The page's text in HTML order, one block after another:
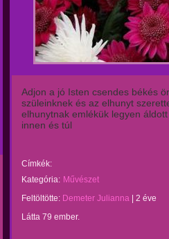
Adjon a jó Isten csendes békés
szüleinknek és az elhunyt
elhunytnak emlékük legyen
innen és túl
Címkék:
Kategória: Művészet
Feltöltötte: Demeter Julianna
2 éve
Látta 79 ember.